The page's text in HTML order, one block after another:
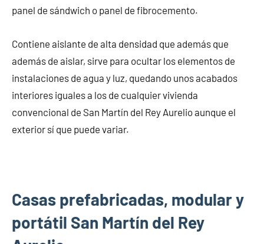
panel de sándwich o panel de fibrocemento.
Contiene aislante de alta densidad que además que
además de aislar, sirve para ocultar los elementos de
instalaciones de agua y luz, quedando unos acabados
interiores iguales a los de cualquier vivienda
convencional de San Martín del Rey Aurelio aunque el
exterior sí que puede variar.
Casas prefabricadas, modular y
portátil San Martín del Rey